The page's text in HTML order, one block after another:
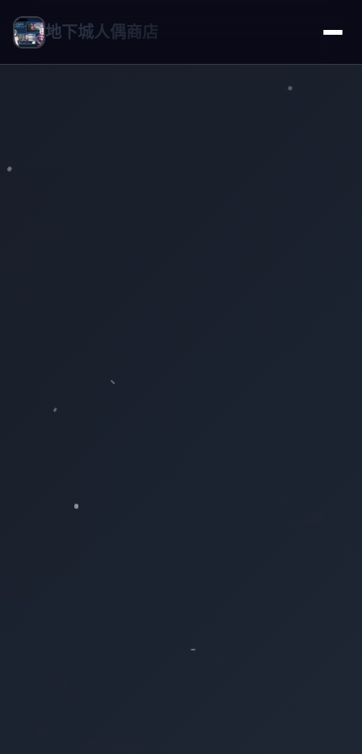
地下城人偶商店